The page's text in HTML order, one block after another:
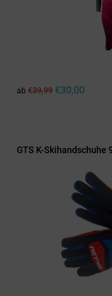
ab €39,99 Ursprünglicher
Preis
€30,00
GTS K-Skihandschuhe